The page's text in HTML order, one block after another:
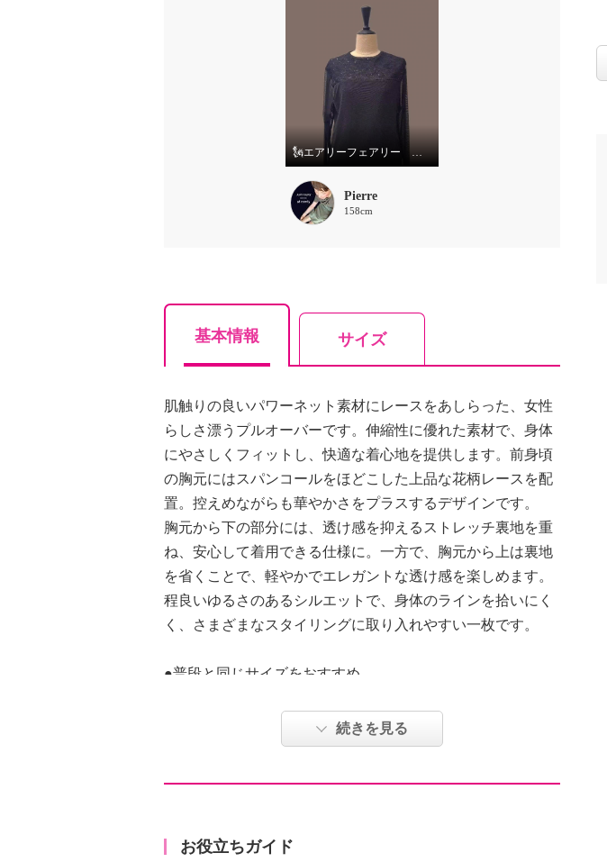
Pierre
158cm
基本情報 サイズ
肌触りの良いパワーネット素材にレースをあしらった、女性
らしさ漂うプルオーバーです。伸縮性に優れた素材で、身体
にやさしくフィットし、快適な着心地を提供します。前身頃
の胸元にはスパンコールをほどこした上品な花柄レースを配
置。控えめながらも華やかさをプラスするデザインです。
胸元から下の部分には、透け感を抑えるストレッチ裏地を重
ね、安心して着用できる仕様に。一方で、胸元から上は裏地
を省くことで、軽やかでエレガントな透け感を楽しめます。
程良いゆるさのあるシルエットで、身体のラインを拾いにく
く、さまざまなスタイリングに取り入れやすい一枚です。
●普段と同じサイズをおすすめ
【素材】
続きを見る
お役立ちガイド